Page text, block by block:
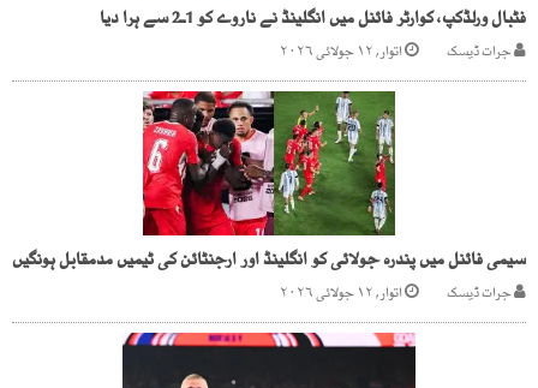
فٹبال ورلڈکپ، کوارٹر فائنل میں انگلینڈ نے ناروے کو 1ـ2 سے ہرا دیا
جرات ڈیسک اتوار, ۱۲ جولائی ۲۰۲۶
سیمی فائنل میں پندرہ جولائی کو انگلینڈ اور ارجنٹائن کی ٹیمیں مدمقابل ہونگیں
جرات ڈیسک اتوار, ۱۲ جولائی ۲۰۲۶